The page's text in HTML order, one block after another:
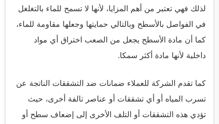
لذلك فهي تعتبر من أهم المزايا، لأنها لا تسمح للماء بالتغلغل
في الفواصل بالأسطح وبالتالي حمايتها وجعلها مقاومة للماء،
كما أن مادة الأسطح يجعل من الصعب اختراق أي مواد
داخلية لأنها مادة أكثر سمكا.
كما تقدم الشركة للعملاء ضمانات ضد التشققات الناتجة عن
تسرب المياه أو أي تشققات أو عناصر تالفة أخرى، حيث
تؤدي هذه التشققات أو التلف الأخرى إلى إضعاف سطح أو